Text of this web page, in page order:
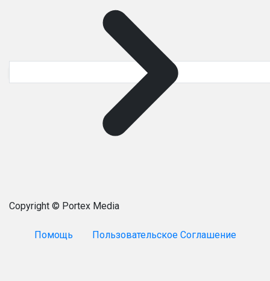
Copyright © Portex Media
Помощь Пользовательское Соглашение